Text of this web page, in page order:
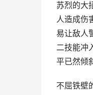
苏烈的大
人造成伤
易让敌人
二技能冲
平已然倾
不屈铁壁